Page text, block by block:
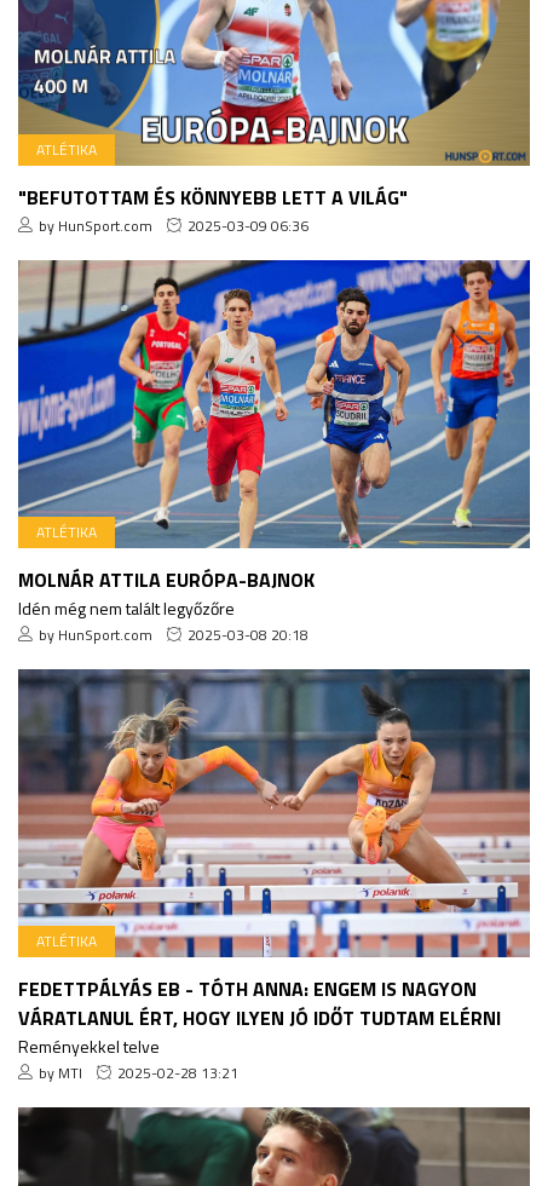
ATLÉTIKA
"BEFUTOTTAM ÉS KÖNNYEBB LETT A VILÁG"
by HunSport.com 2025-03-09 06:36
ATLÉTIKA
MOLNÁR ATTILA EURÓPA-BAJNOK
Idén még nem talált legyőzőre
by HunSport.com 2025-03-08 20:18
ATLÉTIKA
FEDETTPÁLYÁS EB - TÓTH ANNA: ENGEM IS NAGYON
VÁRATLANUL ÉRT, HOGY ILYEN JÓ IDŐT TUDTAM ELÉRNI
Reményekkel telve
by MTI 2025-02-28 13:21